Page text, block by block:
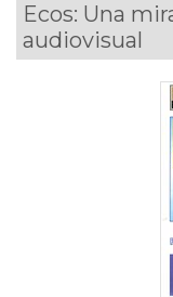
Ecos: Una
audiovisual